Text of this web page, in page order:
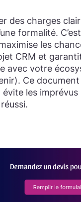
des charges
formalité.
les
CRM et
avec votre
Ce
les